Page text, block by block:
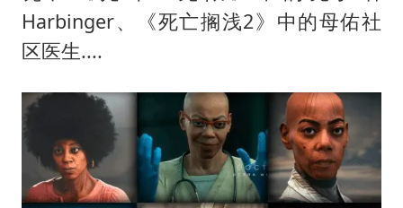
Harbinger、《死亡搁浅2》中的母佑社
区医生....